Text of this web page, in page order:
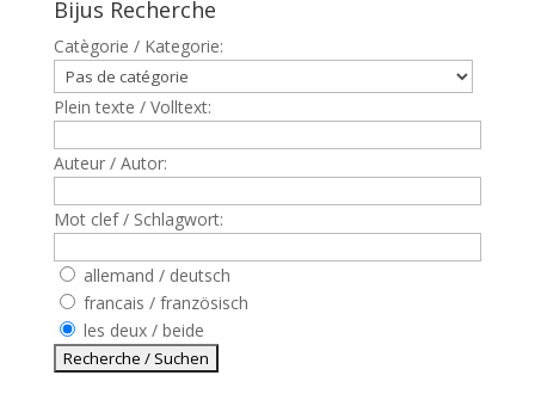
Bijus Recherche
Catègorie / Kategorie:
Plein texte / Volltext:
Auteur / Autor:
Mot clef / Schlagwort:
allemand / deutsch
francais / französisch
les deux / beide